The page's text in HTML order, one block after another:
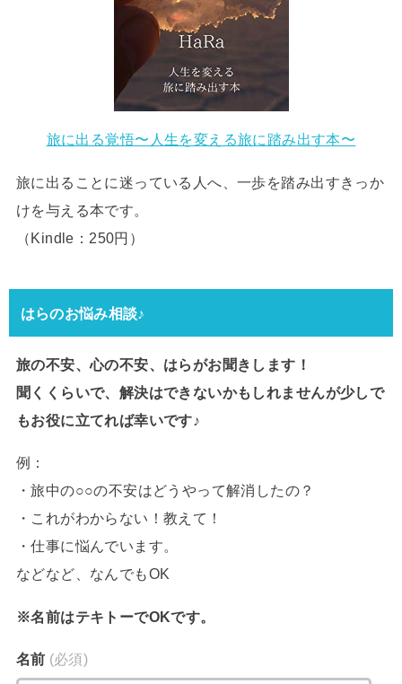
旅に出る覚悟〜人生を変える旅に踏み出す本〜
旅に出ることに迷っている人へ、一歩を踏み出すきっか
けを与える本です。
（Kindle：250円）
はらのお悩み相談♪
旅の不安、心の不安、はらがお聞きします！
聞くくらいで、解決はできないかもしれませんが少しで
もお役に立てれば幸いです♪
例：
・旅中の○○の不安はどうやって解消したの？
・これがわからない！教えて！
・仕事に悩んでいます。
などなど、なんでもOK
※名前はテキトーでOKです。
名前 (必須)